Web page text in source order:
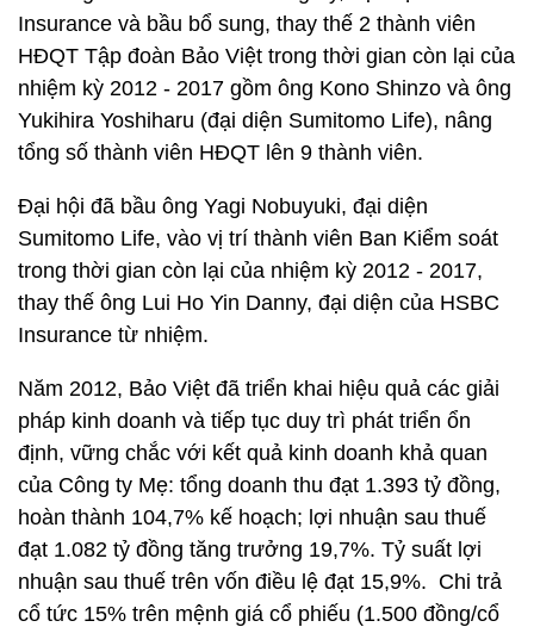
Insurance và bầu bổ sung, thay thế 2 thành viên
HĐQT Tập đoàn Bảo Việt trong thời gian còn lại của
nhiệm kỳ 2012 - 2017 gồm ông Kono Shinzo và ông
Yukihira Yoshiharu (đại diện Sumitomo Life), nâng
tổng số thành viên HĐQT lên 9 thành viên.
Đại hội đã bầu ông Yagi Nobuyuki, đại diện
Sumitomo Life, vào vị trí thành viên Ban Kiểm soát
trong thời gian còn lại của nhiệm kỳ 2012 - 2017,
thay thế ông Lui Ho Yin Danny, đại diện của HSBC
Insurance từ nhiệm.
Năm 2012, Bảo Việt đã triển khai hiệu quả các giải
pháp kinh doanh và tiếp tục duy trì phát triển ổn
định, vững chắc với kết quả kinh doanh khả quan
của Công ty Mẹ: tổng doanh thu đạt 1.393 tỷ đồng,
hoàn thành 104,7% kế hoạch; lợi nhuận sau thuế
đạt 1.082 tỷ đồng tăng trưởng 19,7%. Tỷ suất lợi
nhuận sau thuế trên vốn điều lệ đạt 15,9%. Chi trả
cổ tức 15% trên mệnh giá cổ phiếu (1.500 đồng/cổ